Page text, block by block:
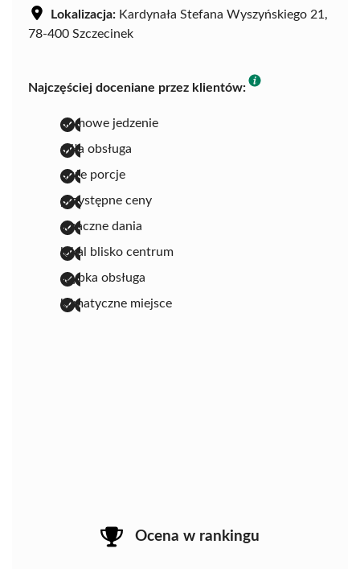
Lokalizacja: Kardynała Stefana Wyszyńskiego 21,
78-400 Szczecinek
Najczęściej doceniane przez klientów:
domowe jedzenie
miła obsługa
duże porcje
przystępne ceny
smaczne dania
lokal blisko centrum
szybka obsługa
klimatyczne miejsce
Ocena w rankingu